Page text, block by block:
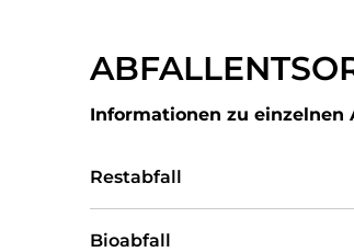
Entsorgung
Informationen zu einzelnen
Restabfall
Bioabfall